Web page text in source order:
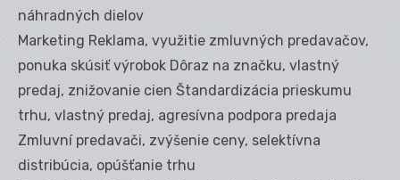
náhradných dielov
Marketing Reklama, využitie zmluvných predavačov,
ponuka skúsiť výrobok Dôraz na značku, vlastný
predaj, znižovanie cien Štandardizácia prieskumu
trhu, vlastný predaj, agresívna podpora predaja
Zmluvní predavači, zvýšenie ceny, selektívna
distribúcia, opúšťanie trhu